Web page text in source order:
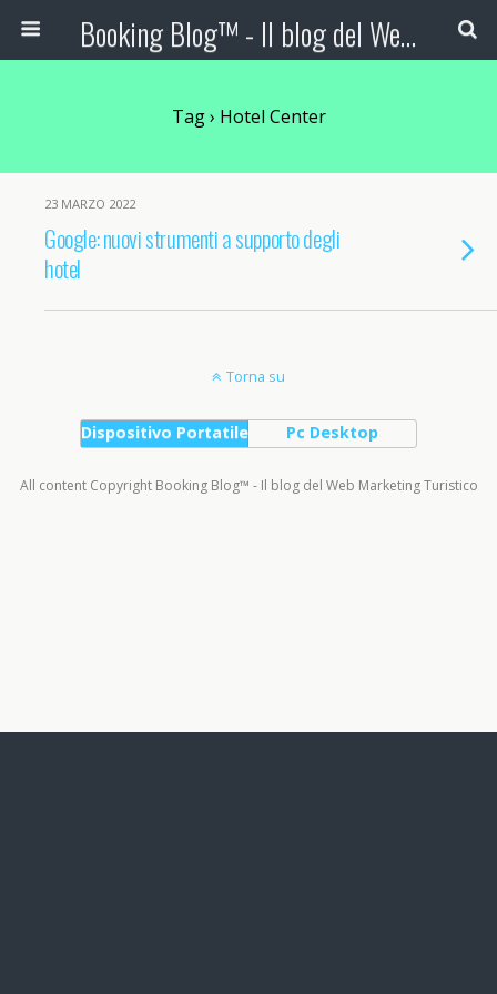
Booking Blog™ - Il blog del Web Marketing Turistico
Tag › Hotel Center
23 MARZO 2022
Google: nuovi strumenti a supporto degli
hotel
Torna su
Dispositivo Portatile Pc Desktop
All content Copyright Booking Blog™ - Il blog del Web Marketing Turistico